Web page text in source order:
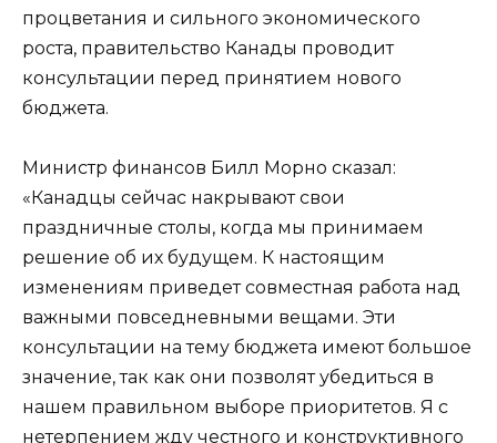
процветания и сильного экономического
роста, правительство Канады проводит
консультации перед принятием нового
бюджета.
Министр финансов Билл Морно сказал:
«Канадцы сейчас накрывают свои
праздничные столы, когда мы принимаем
решение об их будущем. К настоящим
изменениям приведет совместная работа над
важными повседневными вещами. Эти
консультации на тему бюджета имеют большое
значение, так как они позволят убедиться в
нашем правильном выборе приоритетов. Я с
нетерпением жду честного и конструктивного